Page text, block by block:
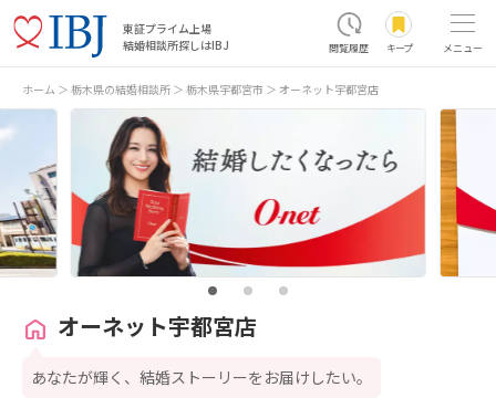
東証プライム上場
結婚相談所探しはIBJ
閲覧履歴 キープ メニュー
ホーム 栃木県の結婚相談所 栃木県宇都宮市 オーネット宇都宮店
オーネット宇都宮店
あなたが輝く、結婚ストーリーをお届けしたい。